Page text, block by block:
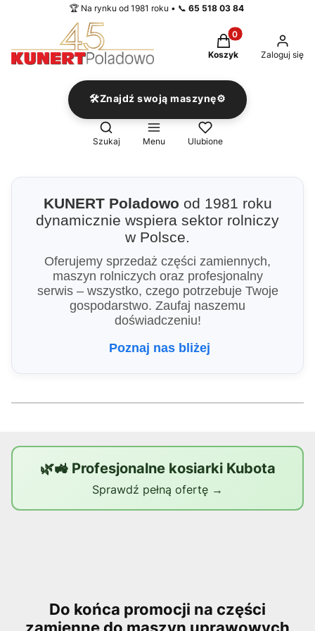
🏆 Na rynku od 1981 roku • 📞 65 518 03 84
Produkty w
Koszyk Zaloguj się
🛠️Znajdź swoją maszynę⚙️
Otwórz wyszukiwarkę
Szukaj Menu Ulubione
KUNERT Poladowo od 1981 roku
dynamicznie wspiera sektor rolniczy
w Polsce.
Oferujemy sprzedaż części zamiennych,
maszyn rolniczych oraz profesjonalny
serwis – wszystko, czego potrzebuje Twoje
gospodarstwo. Zaufaj naszemu
doświadczeniu!
Poznaj nas bliżej
🌿🚜 Profesjonalne kosiarki Kubota
Sprawdź pełną ofertę →
Do końca promocji na części
zamienne do maszyn uprawowych